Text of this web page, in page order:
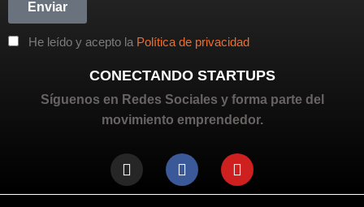
He leído y acepto la Política de privacidad
Enviar
CONECTANDO STARTUPS
Síguenos en Redes Sociales y forma parte del
movimiento emprendedor.